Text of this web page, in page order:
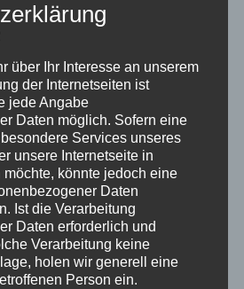
Kuppe ins Werratal und
in der Bergpredigt.
Wer einen Berg
Gewöhnliche, die
um einen neuen Blick
dem Außerordentlichen
über Ihr Interesse an unserem
der Internetseiten ist
jede Angabe
Daten möglich. Sofern eine
Services unseres
unsere Internetseite in
könnte jedoch eine
Daten
Ist die Verarbeitung
Daten erforderlich und
Verarbeitung keine
holen wir generell eine
Person ein.